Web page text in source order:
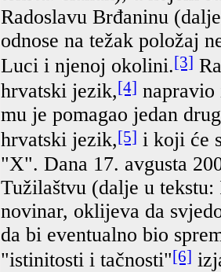
Radoslavu Brđaninu
odnose na težak položaj
Luci i njenoj okolini.[3]
hrvatski jezik,[4] napravio
mu je pomagao jedan
hrvatski jezik,[5] i koji će
"X". Dana 17. avgusta
Tužilaštvu (dalje u
novinar, oklijeva da
da bi eventualno bio
"istinitosti i tačnosti"[6]